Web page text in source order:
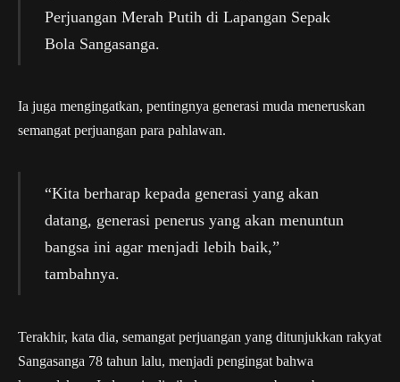
Perjuangan Merah Putih di Lapangan Sepak
Bola Sangasanga.
Ia juga mengingatkan, pentingnya generasi muda meneruskan
semangat perjuangan para pahlawan.
“Kita berharap kepada generasi yang akan
datang, generasi penerus yang akan menuntun
bangsa ini agar menjadi lebih baik,”
tambahnya.
Terakhir, kata dia, semangat perjuangan yang ditunjukkan rakyat
Sangasanga 78 tahun lalu, menjadi pengingat bahwa